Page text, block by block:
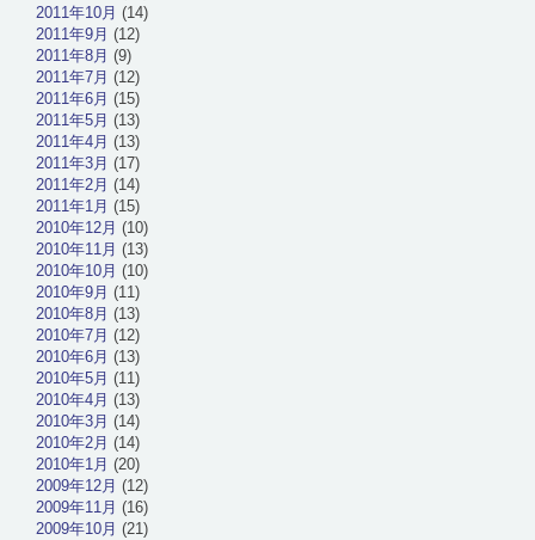
2011年10月 (14)
2011年9月 (12)
2011年8月 (9)
2011年7月 (12)
2011年6月 (15)
2011年5月 (13)
2011年4月 (13)
2011年3月 (17)
2011年2月 (14)
2011年1月 (15)
2010年12月 (10)
2010年11月 (13)
2010年10月 (10)
2010年9月 (11)
2010年8月 (13)
2010年7月 (12)
2010年6月 (13)
2010年5月 (11)
2010年4月 (13)
2010年3月 (14)
2010年2月 (14)
2010年1月 (20)
2009年12月 (12)
2009年11月 (16)
2009年10月 (21)